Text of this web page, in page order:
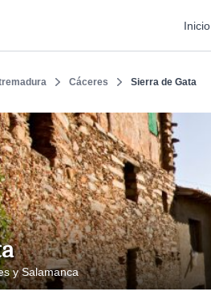
Inicio
Cáceres Sierra de Gata
y Salamanca